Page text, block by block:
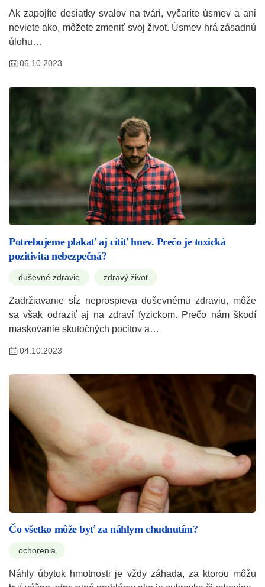
Ak zapojíte desiatky svalov na tvári, vyčaríte úsmev a ani
neviete ako, môžete zmeniť svoj život. Úsmev hrá zásadnú
úlohu…
06.10.2023
Potrebujeme plakať aj cítiť hnev. Prečo je toxická
pozitivita nebezpečná?
duševné zdravie zdravý život
Zadržiavanie sĺz neprospieva duševnému zdraviu, môže
sa však odraziť aj na zdraví fyzickom. Prečo nám škodí
maskovanie skutočných pocitov a…
04.10.2023
Čo všetko môže byť za náhlym chudnutím?
ochorenia
Náhly úbytok hmotnosti je vždy záhada, za ktorou môžu